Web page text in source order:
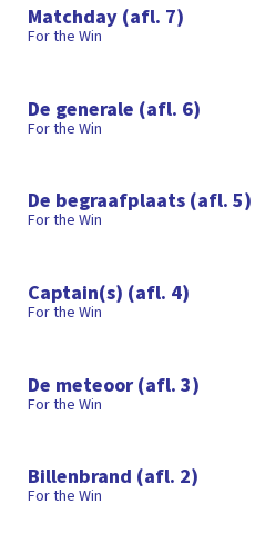
Matchday (afl. 7)
For the Win
De generale (afl. 6)
For the Win
De begraafplaats (afl. 5)
For the Win
Captain(s) (afl. 4)
For the Win
De meteoor (afl. 3)
For the Win
Billenbrand (afl. 2)
For the Win